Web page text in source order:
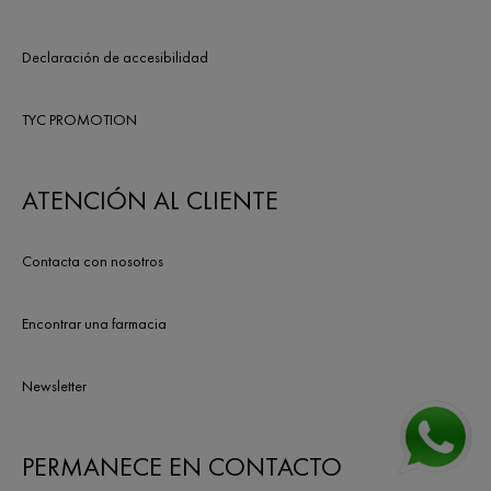
Declaración de accesibilidad
TYC PROMOTION
ATENCIÓN AL CLIENTE
Contacta con nosotros
Encontrar una farmacia
Newsletter
PERMANECE EN CONTACTO